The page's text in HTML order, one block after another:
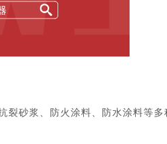
砂浆、防火涂料、防水涂料等多